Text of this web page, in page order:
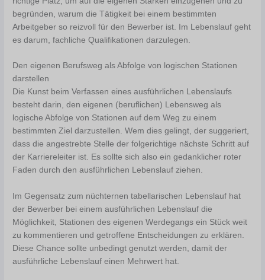
begründen, warum die Tätigkeit bei einem bestimmten
Arbeitgeber so reizvoll für den Bewerber ist. Im Lebenslauf geht
es darum, fachliche Qualifikationen darzulegen.
Den eigenen Berufsweg als Abfolge von logischen Stationen
darstellen
Die Kunst beim Verfassen eines ausführlichen Lebenslaufs
besteht darin, den eigenen (beruflichen) Lebensweg als
logische Abfolge von Stationen auf dem Weg zu einem
bestimmten Ziel darzustellen. Wem dies gelingt, der suggeriert,
dass die angestrebte Stelle der folgerichtige nächste Schritt auf
der Karriereleiter ist. Es sollte sich also ein gedanklicher roter
Faden durch den ausführlichen Lebenslauf ziehen.
Im Gegensatz zum nüchternen tabellarischen Lebenslauf hat
der Bewerber bei einem ausführlichen Lebenslauf die
Möglichkeit, Stationen des eigenen Werdegangs ein Stück weit
zu kommentieren und getroffene Entscheidungen zu erklären.
Diese Chance sollte unbedingt genutzt werden, damit der
ausführliche Lebenslauf einen Mehrwert hat.